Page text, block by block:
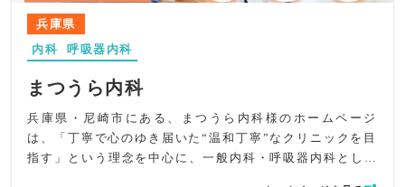
「車でご自宅へ向かう」動きのある演出を採用し、通院が
難しい方やご家族にも利用イメージが湧く構成としまし
た。診療案内はイメージ写真を併用し、症状・受診先・対
UI/UXの観点では、初診の方が迷わない導線設計を基本
に、理念→診療内容→在宅医療へと自然に理解が深まる情
報設計を行いました。スマートフォン閲覧を前提に、要点
の見出し化とスクロール負荷の軽減にも配慮しています。
兵庫県
内科
呼吸器内科
まつうら内科
兵庫県・尼崎市にある、まつうら内科様のホームページ
は、「丁寧で心のゆき届いた“温和丁寧”なクリニックを目
指す」という理念を中心に、一般内科・呼吸器内科として